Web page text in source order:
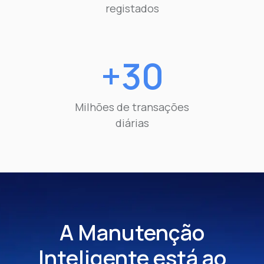
registados
+30
Milhões de transações
diárias
A Manutenção
Inteligenteestá ao